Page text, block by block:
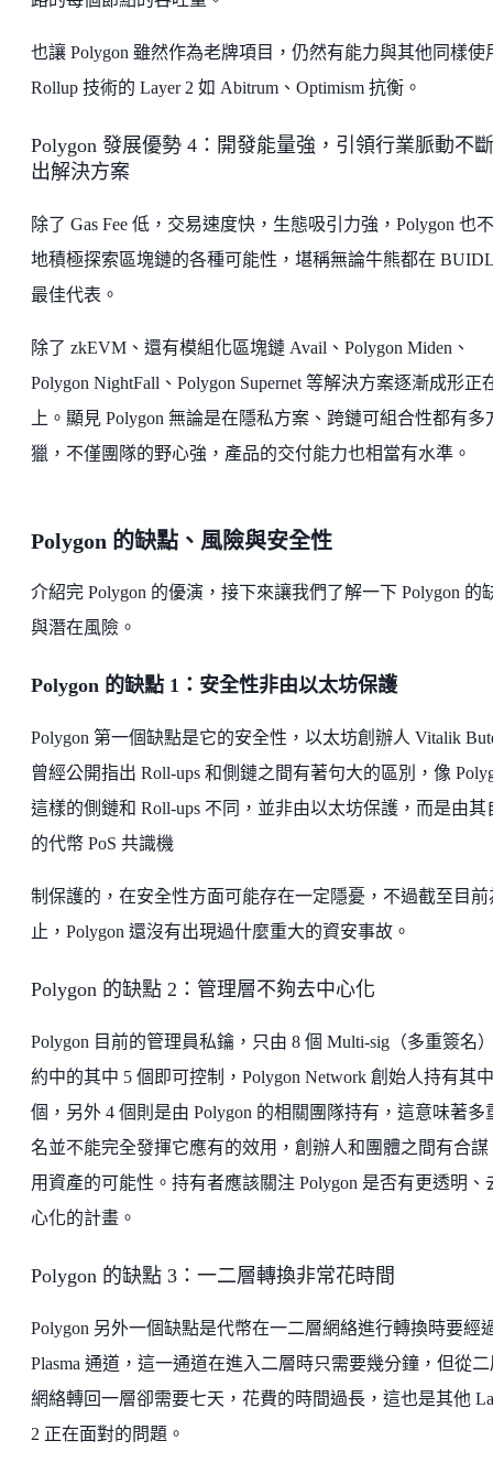
也讓 Polygon 雖然作為老牌項目，仍然有能力與其他同樣使
Rollup 技術的 Layer 2 如 Abitrum、Optimism 抗衡。
Polygon 發展優勢 4：開發能量強，引領行業脈動不
出解決方案
除了 Gas Fee 低，交易速度快，生態吸引力強，Polygon 也
地積極探索區塊鏈的各種可能性，堪稱無論牛熊都在
最佳代表。
除了 zkEVM、還有模組化區塊鏈 Avail、Polygon Miden、
Polygon NightFall、Polygon Supernet 等解決方案逐漸成形正
上。顯見 Polygon 無論是在隱私方案、跨鏈可組合性都有多
獵，不僅團隊的野心強，產品的交付能力也相當有水準。
Polygon 的缺點、風險與安全性
介紹完 Polygon 的優演，接下來讓我們了解一下 Polygon 的
與潛在風險。
Polygon 的缺點 1：安全性非由以太坊保護
Polygon 第一個缺點是它的安全性，以太坊創辦人 Vitalik
曾經公開指出 Roll-ups 和側鏈之間有著句大的區別，像
這樣的側鏈和 Roll-ups 不同，並非由以太坊保護，而是由其
的代幣 PoS 共識機
制保護的，在安全性方面可能存在一定隱憂，不過截至目前
止，Polygon 還沒有出現過什麼重大的資安事故。
Polygon 的缺點 2：管理層不夠去中心化
Polygon 目前的管理員私鑰，只由 8 個 Multi-sig（多重簽名
約中的其中 5 個即可控制，Polygon Network 創始人持有其
個，另外 4 個則是由 Polygon 的相關團隊持有，這意味著多
名並不能完全發揮它應有的效用，創辦人和團體之間有合謀
用資產的可能性。持有者應該關注 Polygon 是否有更透明、
心化的計畫。
Polygon 的缺點 3：一二層轉換非常花時間
Polygon 另外一個缺點是代幣在一二層網絡進行轉換時要經
Plasma 通道，這一通道在進入二層時只需要幾分鐘，但從
網絡轉回一層卻需要七天，花費的時間過長，這也是其他
2 正在面對的問題。